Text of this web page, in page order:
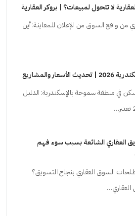
لا تتحول لمبيعات؟ | بروكر العقارية
من واقع السوق من الإعلان للمعاينة: أين
والمشاريع
في منطقة سموحة بالإسكندرية: الدليل
العقاري الشائعة بسبب سوء فهم
السوق العقاري بنجاح التسويق؟
العقاري…